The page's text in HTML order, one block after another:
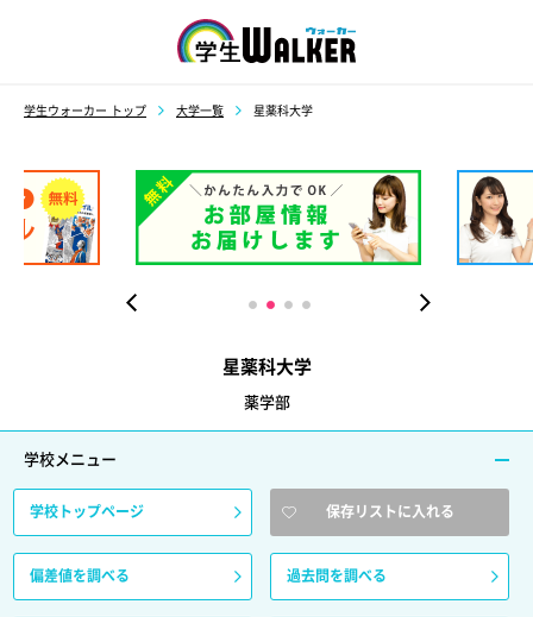
学生ウォーカー トップ 大学一覧 星薬科大学
星薬科大学
薬学部
学校メニュー
学校トップページ 保存リストに入れる
偏差値を調べる 過去問を調べる